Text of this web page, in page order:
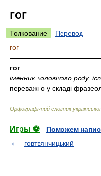
гог
Толкование
Перевод
гог
гог
іменник чоловічого роду,
переважно у складі
Орфографічний словник
Игры ⚽
Поможем
говтвянчицький